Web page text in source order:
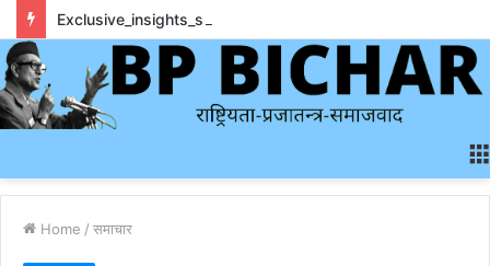
Home / समाचार